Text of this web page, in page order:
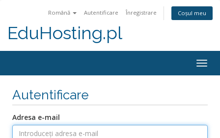
Română Autentificare Înregistrare Coșul meu
EduHosting.pl
Autentificare
Adresa e-mail